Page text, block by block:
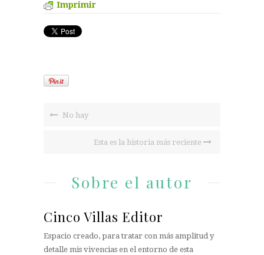
Imprimir
No hay
Esta es la historia más reciente
Sobre el autor
Cinco Villas Editor
Espacio creado, para tratar con más amplitud y
detalle mis vivencias en el entorno de esta